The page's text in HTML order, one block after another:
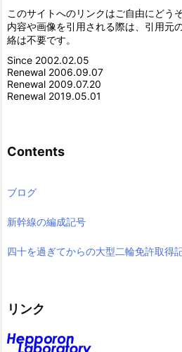
このサイトへのリンクはご自由にどうぞ
内容や画像を引用される際は、引用元
絡は不要です。
Since 2002.02.05
Renewal 2006.09.07
Renewal 2009.07.20
Renewal 2019.05.01
Contents
ブログ
新幹線の編成記号
四十を過ぎてからの大型二輪免許取得
リンク